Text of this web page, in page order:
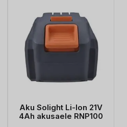
Aku Solight Li-Ion 21V
4Ah akusaele RNP100